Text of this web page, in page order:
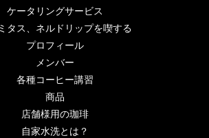
ケータリングサービス
タス、ネルドリップを喫する
プロフィール
メンバー
各種コーヒー講習
商品
店舗様用の珈琲
自家水洗とは？